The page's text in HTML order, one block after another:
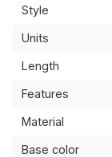
Style
Units
Length
Features
Material
Base color